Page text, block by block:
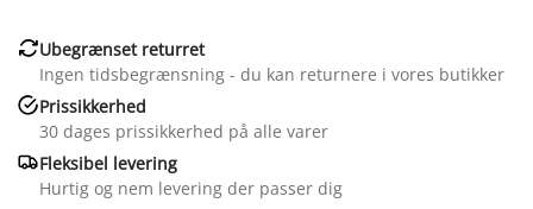
Ubegrænset returret
Ingen tidsbegrænsning - du kan returnere i vores butikker
Prissikkerhed
30 dages prissikkerhed på alle varer
Fleksibel levering
Hurtig og nem levering der passer dig